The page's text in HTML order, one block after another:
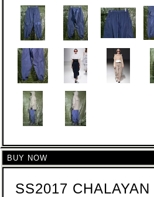
BUY NOW
SS2017